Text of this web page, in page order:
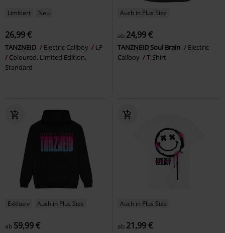
Limitiert Neu
26,99 €
TANZNEID Electric Callboy
LP
Coloured, Limited Edition,
Standard
Auch in Plus Size
ab 24,99 €
TANZNEID Soul Brain
Electric
Callboy
T-Shirt
Exklusiv Auch in Plus Size
ab 59,99 €
Auch in Plus Size
ab 21,99 €